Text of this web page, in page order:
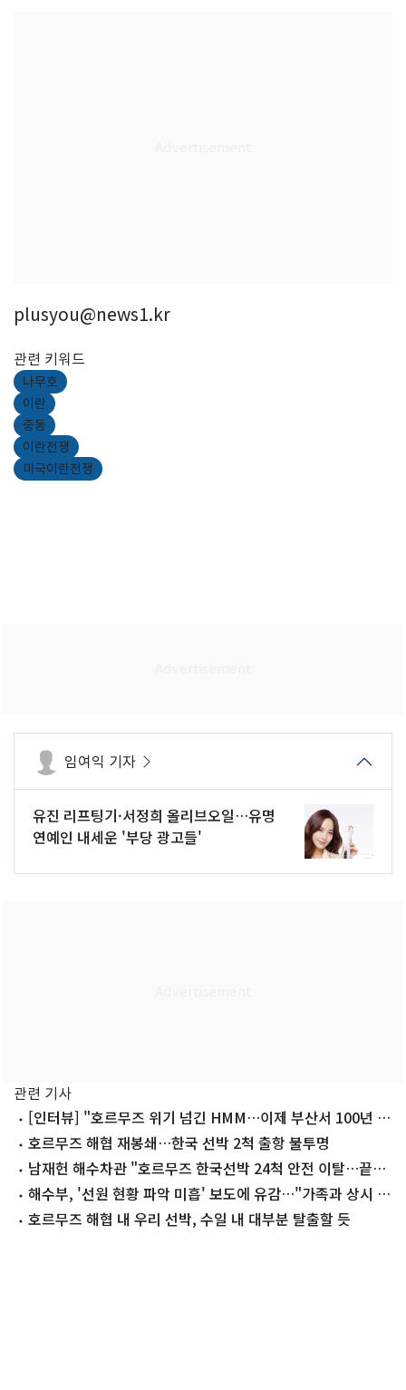
plusyou@news1.kr
관련 키워드
나무호
이란
중동
이란전쟁
미국이란전쟁
임여익 기자
유진 리프팅기·서정희 올리브오일…유명
연예인 내세운 '부당 광고들'
관련 기사
[인터뷰] "호르무즈 위기 넘긴 HMM…이제 부산서 100년 준
비할 때"
호르무즈 해협 재봉쇄…한국 선박 2척 출항 불투명
남재헌 해수차관 "호르무즈 한국선박 24척 안전 이탈…끝까
지 비상대응"
해수부, '선원 현황 파악 미흡' 보도에 유감…"가족과 상시 소
통 중"
호르무즈 해협 내 우리 선박, 수일 내 대부분 탈출할 듯